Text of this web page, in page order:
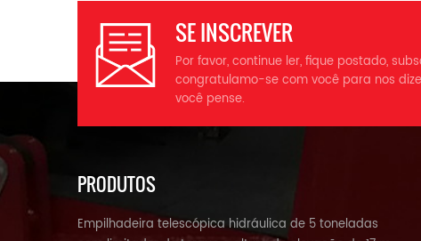
SE INSCREVER
Por favor, continue ler, fique postado,
congratulamo-se com você para nos
você pense.
PRODUTOS
Empilhadeira telescópica hidráulica de 5 toneladas